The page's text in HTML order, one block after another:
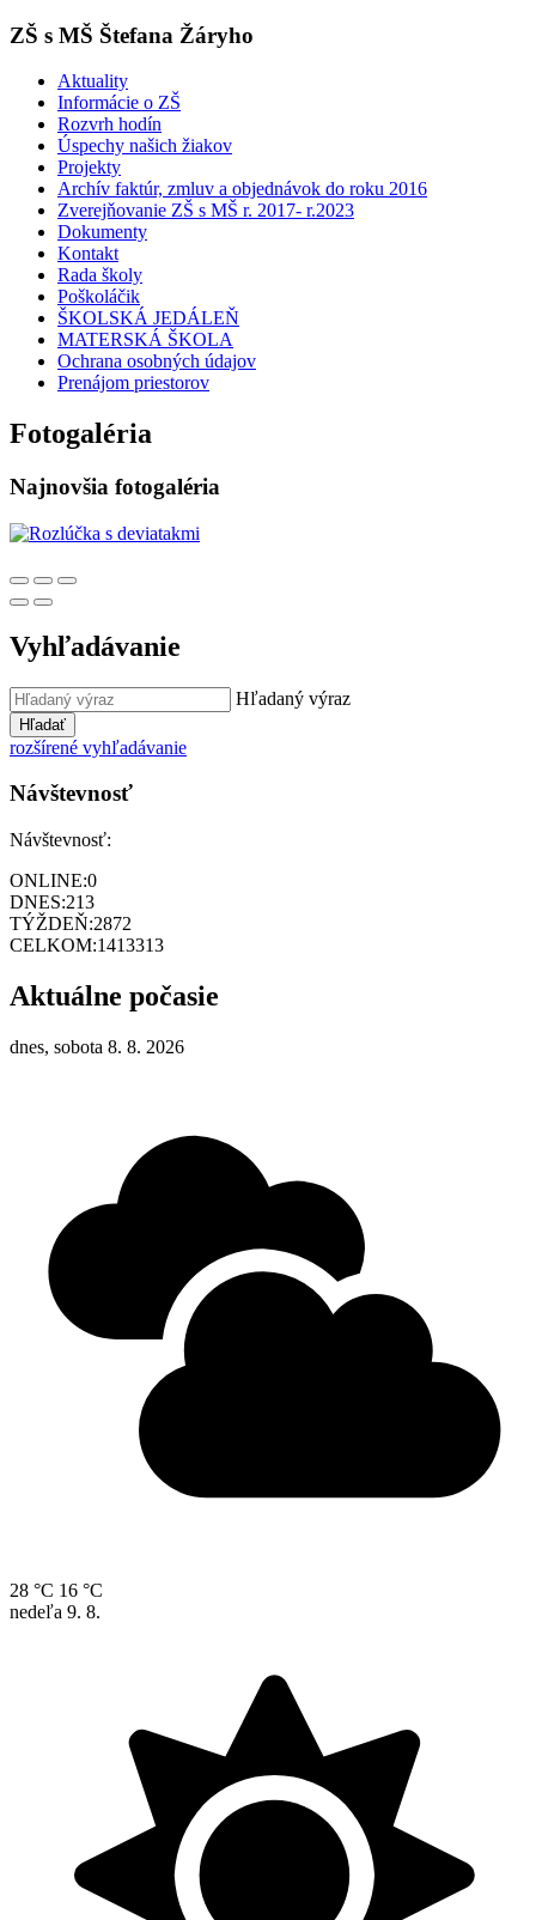
ZŠ s MŠ Štefana Žáryho
Aktuality
Informácie o ZŠ
Rozvrh hodín
Úspechy našich žiakov
Projekty
Archív faktúr, zmluv a objednávok do roku 2016
Zverejňovanie ZŠ s MŠ r. 2017- r.2023
Dokumenty
Kontakt
Rada školy
Poškoláčik
ŠKOLSKÁ JEDÁLEŇ
MATERSKÁ ŠKOLA
Ochrana osobných údajov
Prenájom priestorov
Fotogaléria
Najnovšia fotogaléria
Vyhľadávanie
Hľadaný výraz
Hľadať
rozšírené vyhľadávanie
Návštevnosť
Návštevnosť:
ONLINE:0
DNES:213
TÝŽDEŇ:2872
CELKOM:1413313
Aktuálne počasie
dnes, sobota 8. 8. 2026
28 °C 16 °C
nedeľa 9. 8.